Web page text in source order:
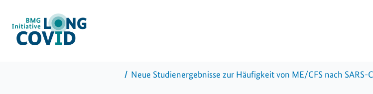
Neue Studienergebnisse zur Häufigkeit von ME/CFS nach